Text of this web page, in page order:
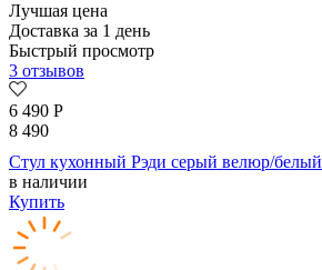
Лучшая цена
Доставка за 1 день
Быстрый просмотр
3 отзывов
6 490 Р
8 490
Стул кухонный Рэди серый велюр/белый
в наличии
Купить